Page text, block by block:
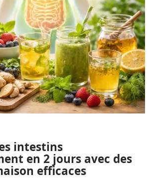
intestins
en 2 jours avec des
efficaces